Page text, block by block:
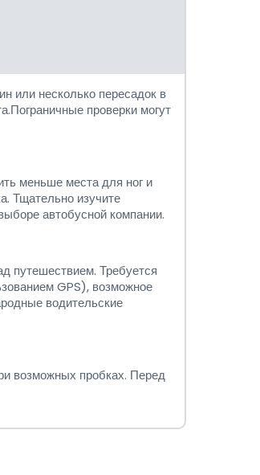
или несколько пересадок в
проверки могут
меньше места для ног и
Тщательно изучите
автобусной компании.
путешествием. Требуется
GPS), возможное
водительские
возможных пробках. Перед